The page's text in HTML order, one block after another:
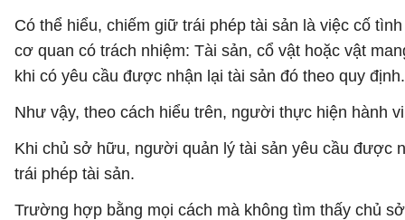
Có thể hiểu, chiếm giữ trái phép tài sản là việc cố
cơ quan có trách nhiệm: Tài sản, cổ vật hoặc vật
khi có yêu cầu được nhận lại tài sản đó theo quy định.
Như vậy, theo cách hiểu trên, người thực hiện hành
Khi chủ sở hữu, người quản lý tài sản yêu cầu được
trái phép tài sản.
Trường hợp bằng mọi cách mà không tìm thấy chủ